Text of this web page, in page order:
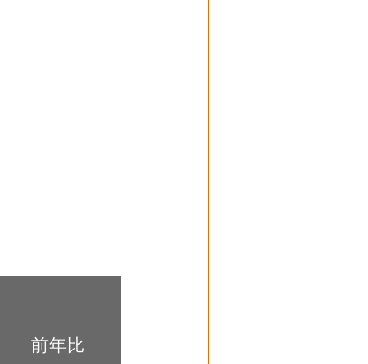
前年比